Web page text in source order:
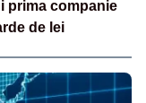
prima companie
de lei